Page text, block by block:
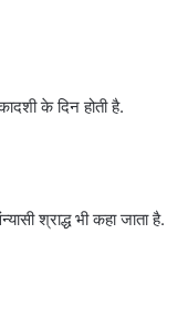
के दिन होती है.
श्राद्ध भी कहा जाता है.